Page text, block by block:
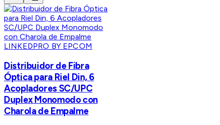
LINKEDPRO BY EPCOM
Distribuidor de Fibra
Óptica para Riel Din, 6
Acopladores SC/UPC
Duplex Monomodo con
Charola de Empalme